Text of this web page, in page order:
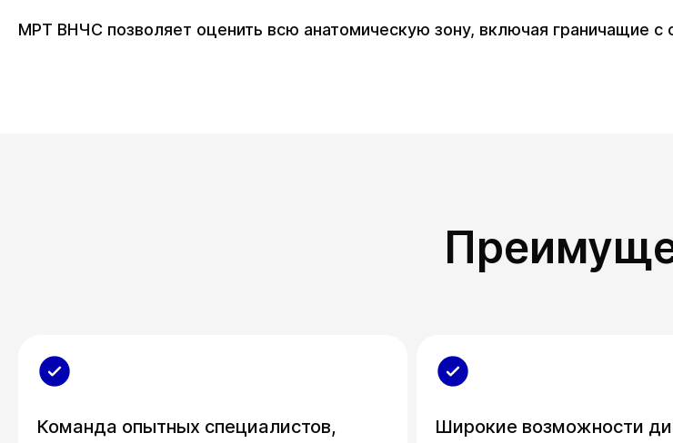
МРТ ВНЧС позволяет оценить всю анатомическую зону, включая граничащие с
Команда опытных специалистов,
Широкие возможности